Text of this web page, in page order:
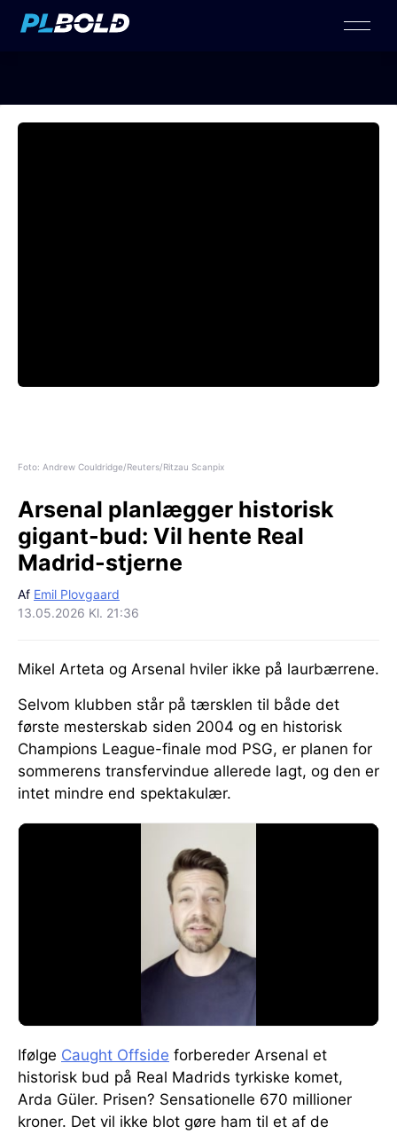
Foto: Andrew Couldridge/Reuters/Ritzau Scanpix
Arsenal planlægger historisk
gigant-bud: Vil hente Real
Madrid-stjerne
Af Emil Plovgaard
13.05.2026 Kl. 21:36
Mikel Arteta og Arsenal hviler ikke på laurbærrene.
Selvom klubben står på tærsklen til både det
første mesterskab siden 2004 og en historisk
Champions League-finale mod PSG, er planen for
sommerens transfervindue allerede lagt, og den er
intet mindre end spektakulær.
Ifølge Caught Offside forbereder Arsenal et
historisk bud på Real Madrids tyrkiske komet,
Arda Güler. Prisen? Sensationelle 670 millioner
kroner. Det vil ikke blot gøre ham til et af de